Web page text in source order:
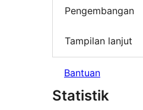
Pengembangan
Tampilan lanjut
Bantuan
Statistik